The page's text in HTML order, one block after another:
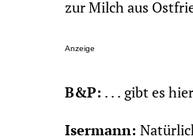
zur Milch aus
Anzeige
B&P: . . . gibt es
Isermann: